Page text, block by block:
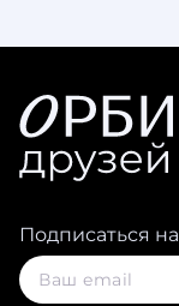
Подписаться